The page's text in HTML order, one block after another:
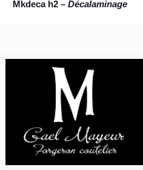
Mkdeca h2 –Décalaminage